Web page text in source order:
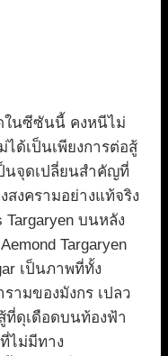
ในซีซันนี้ คงหนีไม่
ได้เป็นเพียงการต่อสู้
นจุดเปลี่ยนสำคัญที่
สงครามอย่างแท้จริง
บนหลัง
Targaryen
เป็นภาพที่ทั้ง
ามของมังกร เปลว
ที่ดุเดือดบนท้องฟ้า
ไม่มีทาง